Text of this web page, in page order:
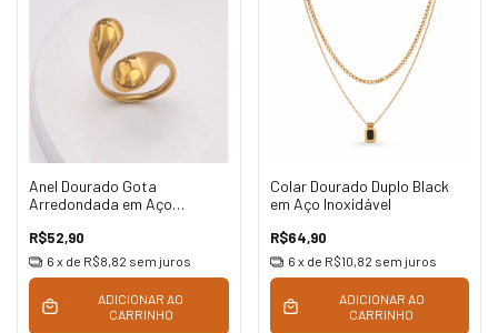
Anel Dourado Gota
Arredondada em Aço
R$52,90
6 x de R$8,82 sem juros
ADICIONAR AO
CARRINHO
Colar Dourado Duplo Black
em Aço Inoxidável
R$64,90
6 x de R$10,82 sem juros
ADICIONAR AO
CARRINHO